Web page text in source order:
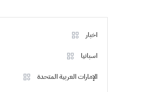
اخبار
اسبانيا
الإمارات العربية المتحدة